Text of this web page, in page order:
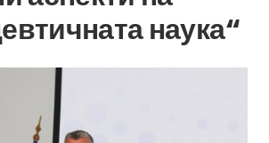
наука“